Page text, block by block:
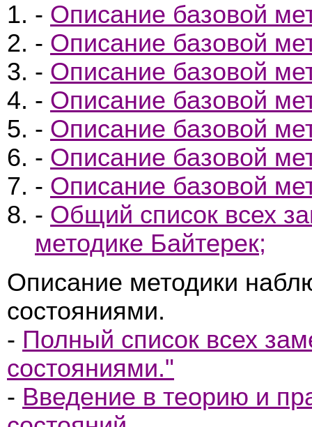
- Описание базовой
- Описание базовой
- Описание базовой
- Описание базовой
- Описание базовой
- Описание базовой
- Описание базовой
- Общий список всех
методике Байтерек;
Описание методики
состояниями.
- Полный список всех
состояниями."
- Введение в теорию и